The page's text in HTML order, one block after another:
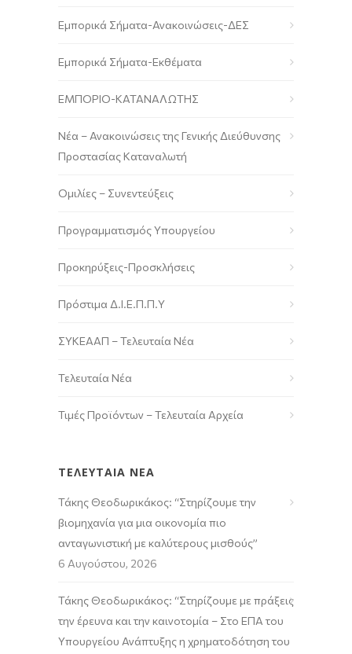
Εμπορικά Σήματα-Ανακοινώσεις-ΔΕΣ
Εμπορικά Σήματα-Εκθέματα
ΕΜΠΟΡΙΟ-ΚΑΤΑΝΑΛΩΤΗΣ
Νέα – Ανακοινώσεις της Γενικής Διεύθυνσης
Προστασίας Καταναλωτή
Ομιλίες – Συνεντεύξεις
Προγραμματισμός Υπουργείου
Προκηρύξεις-Προσκλήσεις
Πρόστιμα Δ.Ι.Ε.Π.Π.Υ
ΣΥΚΕΑΑΠ – Τελευταία Νέα
Τελευταία Νέα
Τιμές Προϊόντων – Τελευταία Αρχεία
ΤΕΛΕΥΤΑΙΑ ΝΕΑ
Τάκης Θεοδωρικάκος: “Στηρίζουμε την
βιομηχανία για μια οικονομία πιο
ανταγωνιστική με καλύτερους μισθούς”
6 Αυγούστου, 2026
Τάκης Θεοδωρικάκος: “Στηρίζουμε με πράξεις
την έρευνα και την καινοτομία – Στο ΕΠΑ του
Υπουργείου Ανάπτυξης η χρηματοδότηση του